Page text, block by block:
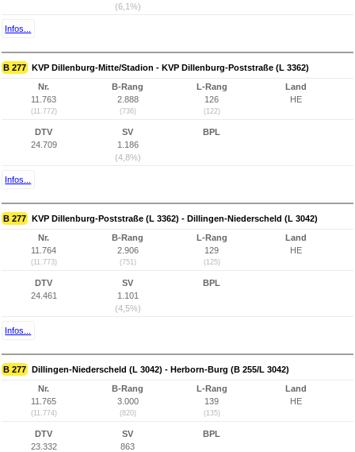
(6,1%)
Infos...
B 277 KVP Dillenburg-Mitte/Stadion - KVP Dillenburg-Poststraße (L 3362)
Nr.
11.763
(11.772)
B-Rang
2.888
(736)
L-Rang
126
(122)
Land
HE
DTV
24.709
SV
1.186
(4,8%)
BPL
Infos...
B 277 KVP Dillenburg-Poststraße (L 3362) - Dillingen-Niederscheld (L 3042)
Nr.
11.764
(11.773)
B-Rang
2.906
(751)
L-Rang
129
(125)
Land
HE
DTV
24.461
SV
1.101
(4,5%)
BPL
Infos...
B 277 Dillingen-Niederscheld (L 3042) - Herborn-Burg (B 255/L 3042)
Nr.
11.765
(11.774)
B-Rang
3.000
(820)
L-Rang
139
(135)
Land
HE
DTV
23.332
SV
863
BPL